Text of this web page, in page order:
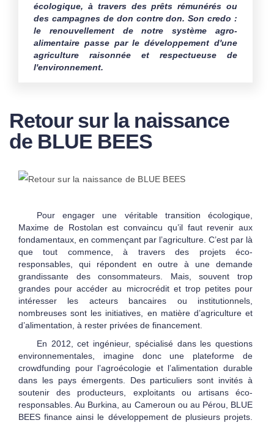
écologique, à travers des prêts rémunérés ou
des campagnes de don contre don. Son credo :
le renouvellement de notre système agro-
alimentaire passe par le développement d'une
agriculture raisonnée et respectueuse de
l'environnement.
Retour sur la naissance
de BLUE BEES
Pour engager une véritable transition écologique,
Maxime de Rostolan est convaincu qu’il faut revenir aux
fondamentaux, en commençant par l’agriculture. C’est par là
que tout commence, à travers des projets éco-
responsables, qui répondent en outre à une demande
grandissante des consommateurs. Mais, souvent trop
grandes pour accéder au microcrédit et trop petites pour
intéresser les acteurs bancaires ou institutionnels,
nombreuses sont les initiatives, en matière d’agriculture et
d’alimentation, à rester privées de financement.
En 2012, cet ingénieur, spécialisé dans les questions
environnementales, imagine donc une plateforme de
crowdfunding pour l’agroécologie et l’alimentation durable
dans les pays émergents. Des particuliers sont invités à
soutenir des producteurs, exploitants ou artisans éco-
responsables. Au Burkina, au Cameroun ou au Pérou, BLUE
BEES finance ainsi le développement de plusieurs projets.